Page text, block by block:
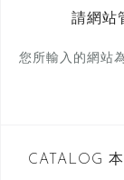
請網站
您所輸入的網站
CATALOG